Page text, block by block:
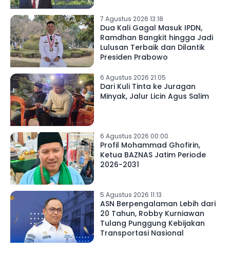
7 Agustus 2026 13:18
Dua Kali Gagal Masuk IPDN,
Ramdhan Bangkit hingga Jadi
Lulusan Terbaik dan Dilantik
Presiden Prabowo
6 Agustus 2026 21:05
Dari Kuli Tinta ke Juragan
Minyak, Jalur Licin Agus Salim
6 Agustus 2026 00:00
Profil Mohammad Ghofirin,
Ketua BAZNAS Jatim Periode
2026-2031
5 Agustus 2026 11:13
ASN Berpengalaman Lebih dari
20 Tahun, Robby Kurniawan
Tulang Punggung Kebijakan
Transportasi Nasional